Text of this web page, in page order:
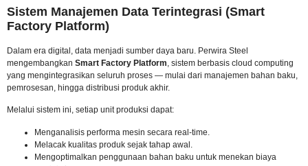
Sistem Manajemen Data Terintegrasi (Smart
Factory Platform)
Dalam era digital, data menjadi sumber daya baru. Perwira Steel
mengembangkan Smart Factory Platform, sistem berbasis cloud computing
yang mengintegrasikan seluruh proses — mulai dari manajemen bahan baku,
pemrosesan, hingga distribusi produk akhir.
Melalui sistem ini, setiap unit produksi dapat:
Menganalisis performa mesin secara real-time.
Melacak kualitas produk sejak tahap awal.
Mengoptimalkan penggunaan bahan baku untuk menekan biaya